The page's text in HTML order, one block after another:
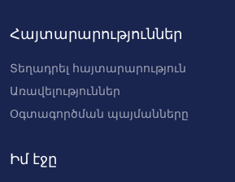
Հայտարարություններ
Տեղադրել հայտարարություն
Առավելություններ
Օգտագործման պայմանները
Իմ էջը